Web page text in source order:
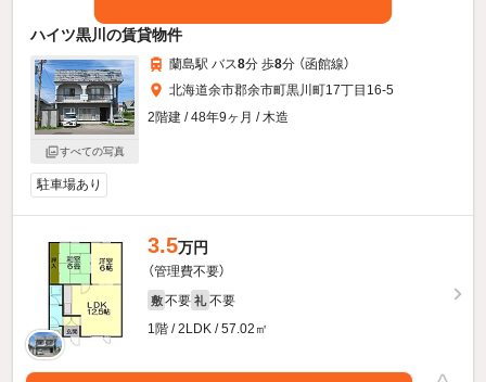
ハイツ黒川の賃貸物件
すべての写真
蘭島駅 バス8分 歩8分 （函館線）
北海道余市郡余市町黒川町17丁目16-5
2階建 / 48年9ヶ月 / 木造
駐車場あり
3.5万円
（管理費不要）
敷 不要 礼 不要
1階 / 2LDK / 57.02㎡